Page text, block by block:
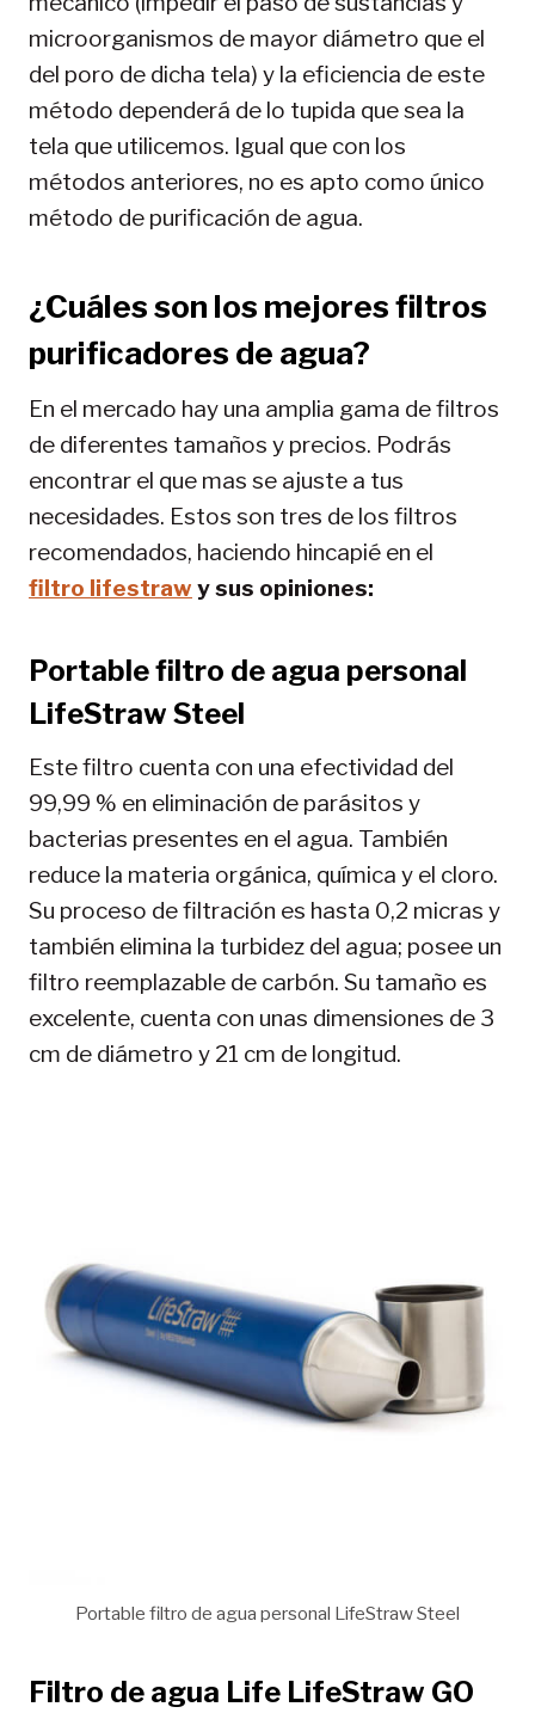
microorganismos de mayor diámetro que el
del poro de dicha tela) y la eficiencia de este
método dependerá de lo tupida que sea la
tela que utilicemos. Igual que con los
métodos anteriores, no es apto como único
método de purificación de agua.
¿Cuáles son los mejoresfiltros
purificadores de agua?
En el mercado hay una amplia gama de filtros
de diferentes tamaños y precios. Podrás
encontrar el que mas se ajuste a tus
necesidades. Estos son tres de los filtros
recomendados, haciendo hincapié en el
filtro lifestraw y sus opiniones:
Portable filtro de agua personal
LifeStraw Steel
Este filtro cuenta con una efectividad del
99,99 % en eliminación de parásitos y
bacterias presentes en el agua. También
reduce la materia orgánica, química y el cloro.
Su proceso de filtración es hasta 0,2 micras y
también elimina la turbidez del agua; posee un
filtro reemplazable de carbón. Su tamaño es
excelente, cuenta con unas dimensiones de 3
cm de diámetro y 21 cm de longitud.
Portable filtro de agua personal LifeStraw Steel
Filtro de agua Life LifeStraw GO